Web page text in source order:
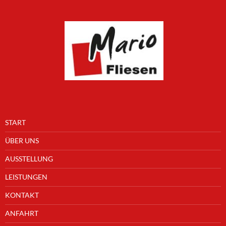
START
ÜBER UNS
AUSSTELLUNG
LEISTUNGEN
KONTAKT
ANFAHRT